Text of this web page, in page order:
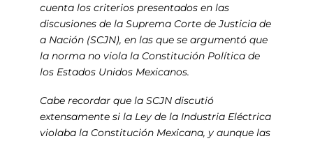
cuenta los criterios presentados en las
discusiones de la Suprema Corte de Justicia de
a Nación (SCJN), en las que se argumentó que
la norma no viola la Constitución Política de
los Estados Unidos Mexicanos.
Cabe recordar que la SCJN discutió
extensamente si la Ley de la Industria Eléctrica
violaba la Constitución Mexicana, y aunque las